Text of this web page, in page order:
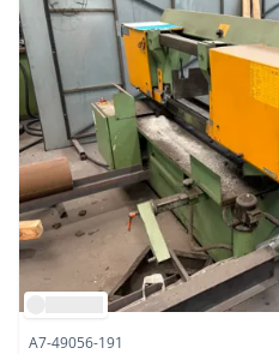
A7-49056-191